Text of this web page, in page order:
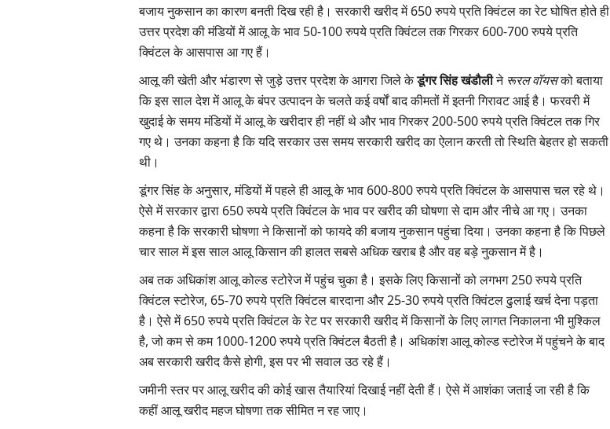
बजाय नुकसान का कारण बनती दिख रही है। सरकारी खरीद में 650 रुपये प्रति क्विंटल का रेट घोषित होते ही
उत्तर प्रदेश की मंडियों में आलू के भाव 50-100 रुपये प्रति क्विंटल तक गिरकर 600-700 रुपये प्रति
क्विंटल के आसपास आ गए हैं।
आलू की खेती और भंडारण से जुड़े उत्तर प्रदेश के आगरा जिले केडूंगर सिंह खंडौलीने रूरल वॉयसको बताया
कि इस साल देश में आलू के बंपर उत्पादन के चलते कई वर्षों बाद कीमतों में इतनी गिरावट आई है। फरवरी में
खुदाई के समय मंडियों में आलू के खरीदार ही नहीं थे और भाव गिरकर 200-500 रुपये प्रति क्विंटल तक गिर
गए थे। उनका कहना है कि यदि सरकार उस समय सरकारी खरीद का ऐलान करती तो स्थिति बेहतर हो सकती
थी।
डूंगर सिंह के अनुसार, मंडियों में पहले ही आलू के भाव 600-800 रुपये प्रति क्विंटल के आसपास चल रहे थे।
ऐसे में सरकार द्वारा 650 रुपये प्रति क्विंटल के भाव पर खरीद की घोषणा से दाम और नीचे आ गए। उनका
कहना है कि सरकारी घोषणा ने किसानों को फायदे की बजाय नुकसान पहुंचा दिया। उनका कहना है कि पिछले
चार साल में इस साल आलू किसान की हालत सबसे अधिक खराब है और वह बड़े नुकसान में है।
अब तक अधिकांश आलू कोल्ड स्टोरेज में पहुंच चुका है। इसके लिए किसानों को लगभग 250 रुपये प्रति
क्विंटल स्टोरेज, 65-70 रुपये प्रति क्विंटल बारदाना और 25-30 रुपये प्रति क्विंटल ढुलाई खर्च देना पड़ता
है। ऐसे में 650 रुपये प्रति क्विंटल के रेट पर सरकारी खरीद में किसानों के लिए लागत निकालना भी मुश्किल
है, जो कम से कम 1000-1200 रुपये प्रति क्विंटल बैठती है। अधिकांश आलू कोल्ड स्टोरेज में पहुंचने के बाद
अब सरकारी खरीद कैसे होगी, इस पर भी सवाल उठ रहे हैं।
जमीनी स्तर पर आलू खरीद की कोई खास तैयारियां दिखाई नहीं देती हैं। ऐसे में आशंका जताई जा रही है कि
कहीं आलू खरीद महज घोषणा तक सीमित न रह जाए।